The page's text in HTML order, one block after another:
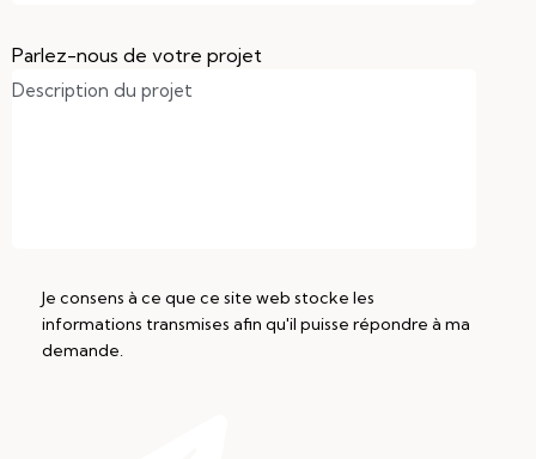
Parlez-nous de votre projet
Je consens à ce que ce site web stocke les
informations transmises afin qu'il puisse répondre à ma
demande.